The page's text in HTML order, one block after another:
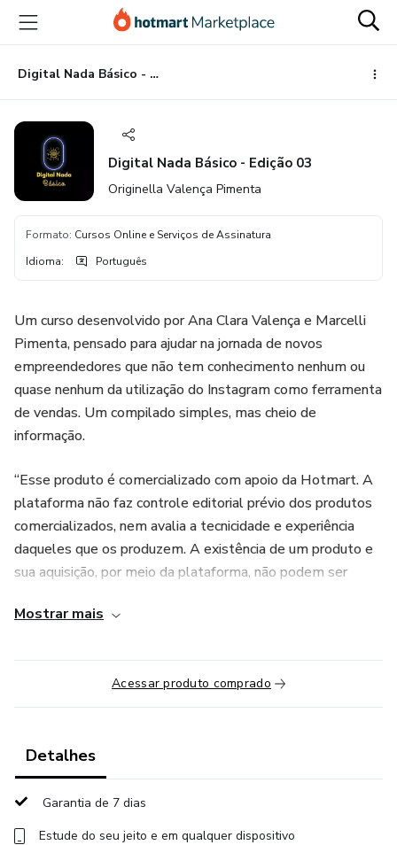
para
conteúdo
principal
para
pagamento
para
rodapé
Digital Nada Básico - Edição 03
Digital Nada Básico - Edição 03
Originella Valença Pimenta
Formato: Cursos Online e Serviços de Assinatura
Idioma: Português
Um curso desenvolvido por Ana Clara Valença e Marcelli
Pimenta, pensado para ajudar na jornada de novos
empreendedores que não tem conhecimento nenhum ou
quase nenhum da utilização do Instagram como ferramenta
de vendas. Um compilado simples, mas cheio de
informação.
“Esse produto é comercializado com apoio da Hotmart. A
plataforma não faz controle editorial prévio dos produtos
comercializados, nem avalia a tecnicidade e experiência
daqueles que os produzem. A existência de um produto e
sua aquisição, por meio da plataforma, não podem ser
resultado, em qualquer hipótese. Ao adquiri-lo, o
termos e políticas da Hotmart podem ser acessados aqui,
antes mesmo da conclusão da compra."
Mostrar mais
Acessar produto comprado
Detalhes
Garantia de 7 dias
Estude do seu jeito e em qualquer dispositivo